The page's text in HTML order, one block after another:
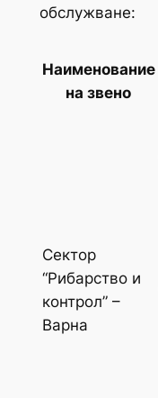
обслужване:
Наименование
на звено
Сектор
“Рибарство и
контрол” –
Варна